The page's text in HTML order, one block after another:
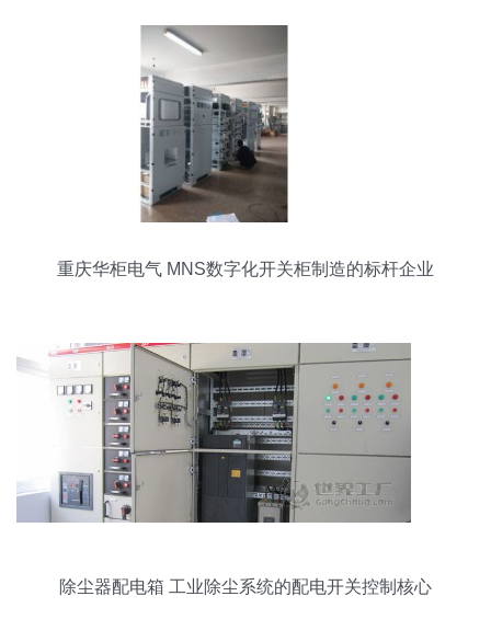
重庆华柜电气 MNS数字化开关柜制造的标杆企业
除尘器配电箱 工业除尘系统的配电开关控制核心